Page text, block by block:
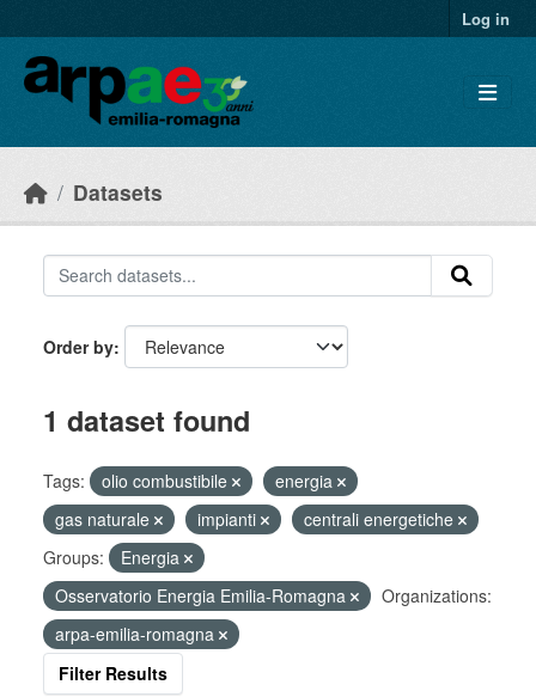
Log in
Datasets
Order by
1 dataset found
Tags: olio combustibile
energia
gas naturale
impianti
centrali energetiche
Groups:
Energia
Osservatorio Energia Emilia-Romagna
Organizations:
arpa-emilia-romagna
Filter Results